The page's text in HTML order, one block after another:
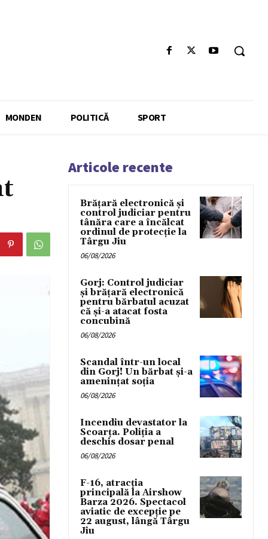
MONDEN POLITICĂ SPORT
Articole recente
Brățară electronică și
control judiciar pentru
tânăra care a încălcat
ordinul de protecție la
Târgu Jiu
06/08/2026
Gorj: Control judiciar
și brățară electronică
pentru bărbatul acuzat
că și-a atacat fosta
concubină
06/08/2026
Scandal într-un local
din Gorj! Un bărbat și-a
amenințat soția
06/08/2026
Incendiu devastator la
Scoarța. Poliția a
deschis dosar penal
06/08/2026
F-16, atracția
principală la Airshow
Barza 2026. Spectacol
aviatic de excepție pe
22 august, lângă Târgu
Jiu